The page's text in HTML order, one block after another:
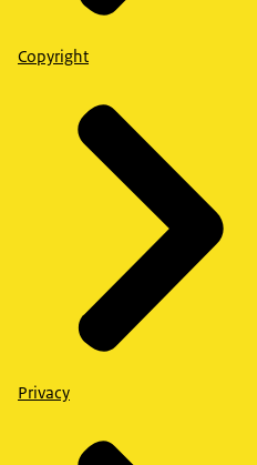
Copyright
Privacy